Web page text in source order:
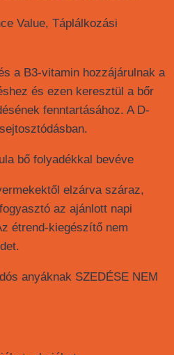
Value, Táplálkozási
a B3-vitamin hozzájárulnak a
és ezen keresztül a bőr
fenntartásához. A D-
bő folyadékkal bevéve
elzárva száraz,
az ajánlott napi
étrend-kiegészítő nem
anyáknak SZEDÉSE NEM